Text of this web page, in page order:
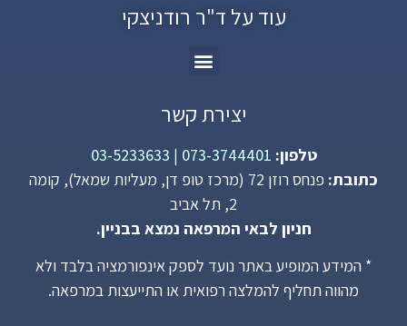
עוד על ד"ר רודניצקי
יצירת קשר
טלפון: 073-3744401
|
03-5233633
כתובת:
פנחס רוזן 72 (מרכז טופ דן, מעליות שמאל), קומה
2, תל אביב
חניון לבאי המרפאה נמצא בבניין.
* המידע המופיע באתר נועד לספק אינפורמציה בלבד ולא
מהווה תחליף להמלצה רפואית או התייעצות במרפאה.